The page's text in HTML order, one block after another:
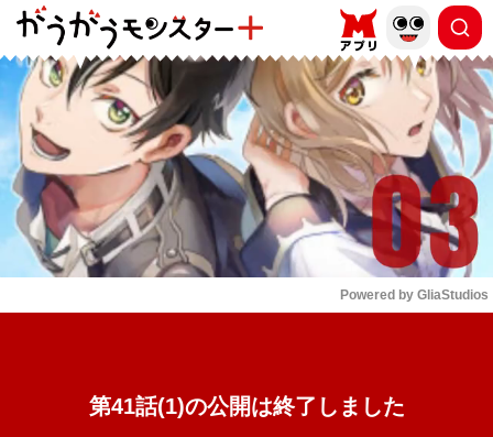
もっと読む
Powered by GliaStudios
第41話(1)の公開は終了しました